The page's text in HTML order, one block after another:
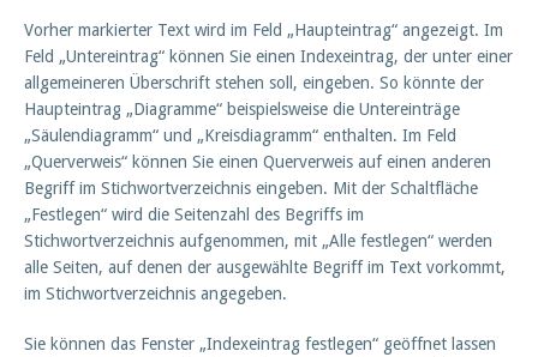
Vorher markierter Text wird im Feld „Haupteintrag“ angezeigt. Im
Feld „Untereintrag“ können Sie einen Indexeintrag, der unter einer
allgemeineren Überschrift stehen soll, eingeben. So könnte der
Haupteintrag „Diagramme“ beispielsweise die Untereinträge
„Säulendiagramm“ und „Kreisdiagramm“ enthalten. Im Feld
„Querverweis“ können Sie einen Querverweis auf einen anderen
Begriff im Stichwortverzeichnis eingeben. Mit der Schaltfläche
„Festlegen“ wird die Seitenzahl des Begriffs im
Stichwortverzeichnis aufgenommen, mit „Alle festlegen“ werden
alle Seiten, auf denen der ausgewählte Begriff im Text vorkommt,
im Stichwortverzeichnis angegeben.
Sie können das Fenster „Indexeintrag festlegen“ geöffnet lassen